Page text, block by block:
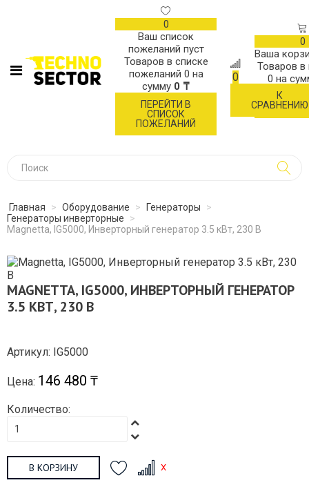
0
Ваш список
пожеланий пуст
Товаров в списке
пожеланий 0 на
сумму 0 ₸
ПЕРЕЙТИ В
СПИСОК
ПОЖЕЛАНИЙ
0
К
СРАВНЕНИЮ
0
Ваша
Товаров в
0 на
Главная > Оборудование > Генераторы
>
Генераторы инверторные
>
Magnetta, IG5000, Инверторный генератор 3.5 кВт, 230 В
MAGNETTA, IG5000, ИНВЕРТОРНЫЙ ГЕНЕРАТОР
3.5 КВТ, 230 В
Артикул: IG5000
Цена: 146 480 ₸
Количество:
В КОРЗИНУ